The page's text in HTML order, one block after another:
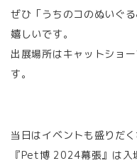
ぜひ「うちのコのぬいぐ
嬉しいです。
出展場所はキャットショ
す。
当日はイベントも盛りだく
『Pet博 2024幕張』は入